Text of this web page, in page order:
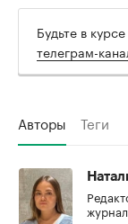
Будьте в
телеграм-
Авторы Теги